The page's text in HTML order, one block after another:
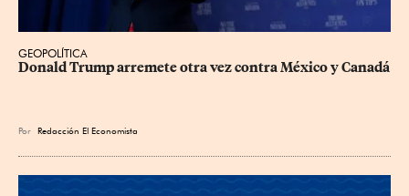
GEOPOLÍTICA
Donald Trump arremete otra vez contra México y Canadá
Por Redacción El Economista